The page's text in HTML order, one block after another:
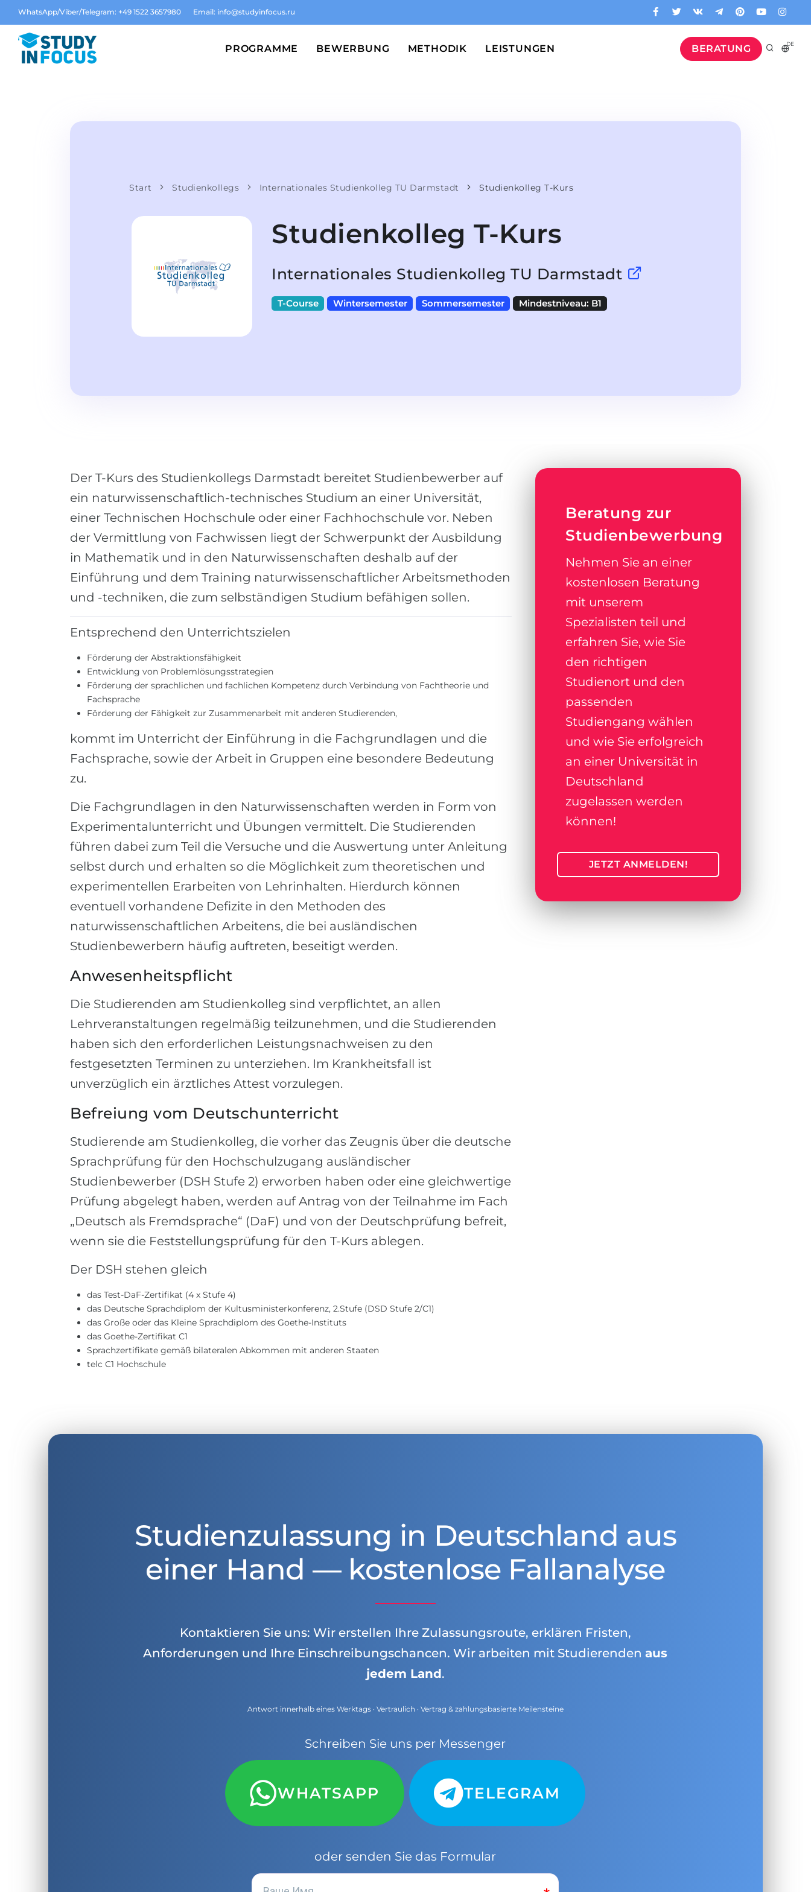
WhatsApp/Viber/Telegram: +49 1522 3657980 Email: info@studyinfocus.ru
BERATUNG DE
PROGRAMME BEWERBUNG METHODIK LEISTUNGEN
Start Studienkollegs Internationales Studienkolleg TU Darmstadt Studienkolleg T-Kurs
Studienkolleg T-Kurs
Internationales Studienkolleg TU Darmstadt
T-Course Wintersemester Sommersemester Mindestniveau: B1
Der T-Kurs des Studienkollegs Darmstadt bereitet Studienbewerber auf
ein naturwissenschaftlich-technisches Studium an einer Universität,
einer Technischen Hochschule oder einer Fachhochschule vor. Neben
der Vermittlung von Fachwissen liegt der Schwerpunkt der Ausbildung
in Mathematik und in den Naturwissenschaften deshalb auf der
Einführung und dem Training naturwissenschaftlicher Arbeitsmethoden
und -techniken, die zum selbständigen Studium befähigen sollen.
Entsprechend den Unterrichtszielen
Förderung der Abstraktionsfähigkeit
Entwicklung von Problemlösungsstrategien
Förderung der sprachlichen und fachlichen Kompetenz durch Verbindung von Fachtheorie und
Fachsprache
Förderung der Fähigkeit zur Zusammenarbeit mit anderen Studierenden,
kommt im Unterricht der Einführung in die Fachgrundlagen und die
Fachsprache, sowie der Arbeit in Gruppen eine besondere Bedeutung
zu.
Die Fachgrundlagen in den Naturwissenschaften werden in Form von
Experimentalunterricht und Übungen vermittelt. Die Studierenden
führen dabei zum Teil die Versuche und die Auswertung unter Anleitung
selbst durch und erhalten so die Möglichkeit zum theoretischen und
experimentellen Erarbeiten von Lehrinhalten. Hierdurch können
eventuell vorhandene Defizite in den Methoden des
naturwissenschaftlichen Arbeitens, die bei ausländischen
Studienbewerbern häufig auftreten, beseitigt werden.
Anwesenheitspflicht
Die Studierenden am Studienkolleg sind verpflichtet, an allen
Lehrveranstaltungen regelmäßig teilzunehmen, und die Studierenden
haben sich den erforderlichen Leistungsnachweisen zu den
festgesetzten Terminen zu unterziehen. Im Krankheitsfall ist
unverzüglich ein ärztliches Attest vorzulegen.
Befreiung vom Deutschunterricht
Studierende am Studienkolleg, die vorher das Zeugnis über die deutsche
Sprachprüfung für den Hochschulzugang ausländischer
Studienbewerber (DSH Stufe 2) erworben haben oder eine gleichwertige
Prüfung abgelegt haben, werden auf Antrag von der Teilnahme im Fach
„Deutsch als Fremdsprache“ (DaF) und von der Deutschprüfung befreit,
wenn sie die Feststellungsprüfung für den T-Kurs ablegen.
Der DSH stehen gleich
das Test-DaF-Zertifikat (4 x Stufe 4)
das Deutsche Sprachdiplom der Kultusministerkonferenz, 2.Stufe (DSD Stufe 2/C1)
das Große oder das Kleine Sprachdiplom des Goethe-Instituts
das Goethe-Zertifikat C1
Sprachzertifikate gemäß bilateralen Abkommen mit anderen Staaten
telc C1 Hochschule
Beratung zur
Studienbewerbung
Nehmen Sie an einer
kostenlosen Beratung
mit unserem
Spezialisten teil und
erfahren Sie, wie Sie
den richtigen
Studienort und den
passenden
Studiengang wählen
und wie Sie erfolgreich
an einer Universität in
Deutschland
zugelassen werden
können!
JETZT ANMELDEN!
Studienzulassung in Deutschland aus
einer Hand — kostenlose Fallanalyse
Kontaktieren Sie uns: Wir erstellen Ihre Zulassungsroute, erklären Fristen,
Anforderungen und Ihre Einschreibungschancen. Wir arbeiten mit Studierendenaus
jedem Land.
Antwort innerhalb eines Werktags · Vertraulich · Vertrag & zahlungsbasierte Meilensteine
Schreiben Sie uns per Messenger
WHATSAPP TELEGRAM
oder senden Sie das Formular